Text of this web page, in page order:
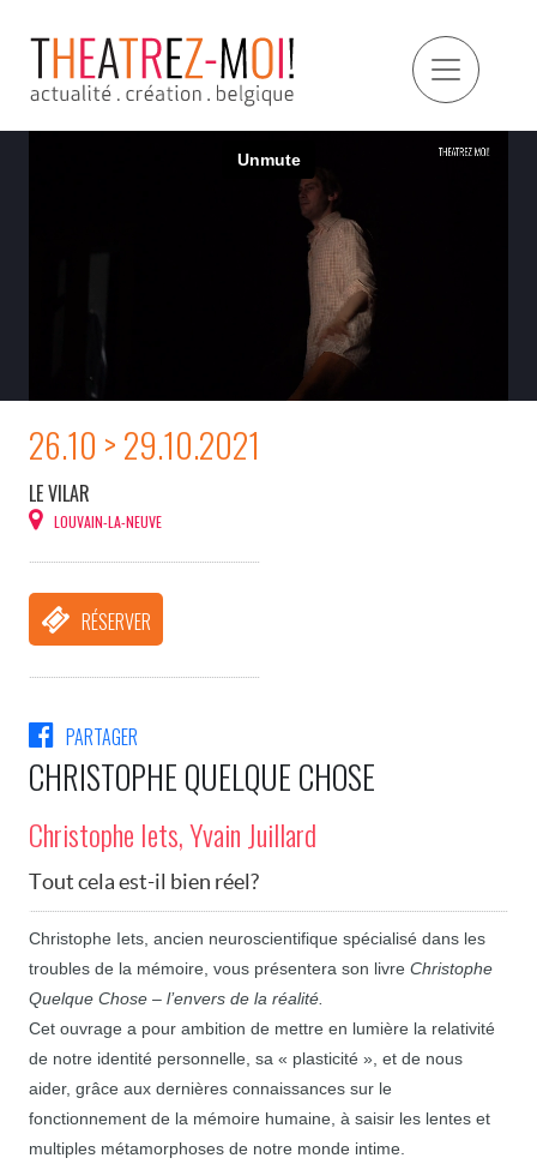
26.10 > 29.10.2021
LE VILAR
LOUVAIN-LA-NEUVE
RÉSERVER
PARTAGER
CHRISTOPHE QUELQUE CHOSE
Christophe Iets, Yvain Juillard
Tout cela est-il bien réel ?
Christophe Iets, ancien neuroscientifique spécialisé dans les
troubles de la mémoire, vous présentera son livre Christophe
Quelque Chose – l’envers de la réalité.
Cet ouvrage a pour ambition de mettre en lumière la relativité
de notre identité personnelle, sa « plasticité », et de nous
aider, grâce aux dernières connaissances sur le
fonctionnement de la mémoire humaine, à saisir les lentes et
multiples métamorphoses de notre monde intime.